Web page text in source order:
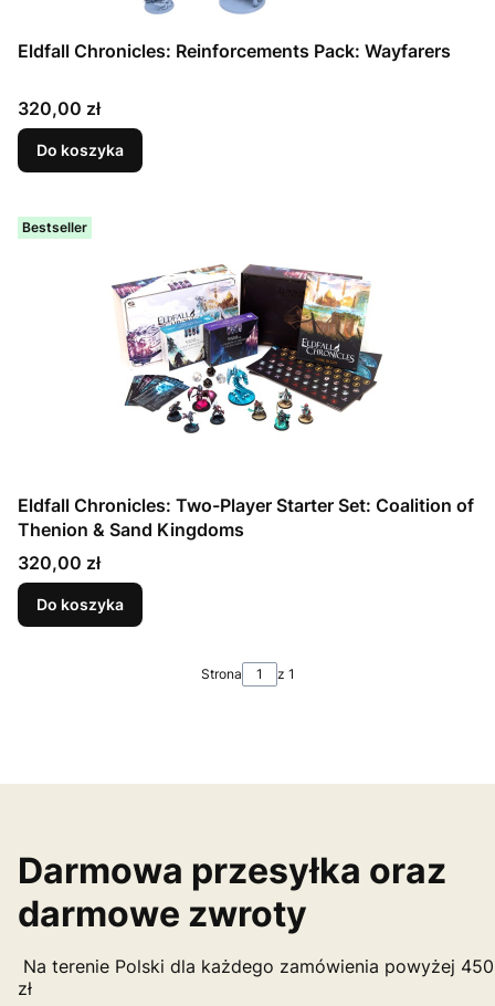
Eldfall Chronicles: Reinforcements Pack: Wayfarers
Cena
320,00 zł
Do koszyka
Bestseller
Eldfall Chronicles: Two-Player Starter Set: Coalition of
Thenion & Sand Kingdoms
Cena
320,00 zł
Do koszyka
Strona z 1
Darmowa przesyłka oraz
darmowe zwroty
Na terenie Polski dla każdego zamówienia powyżej 450
zł